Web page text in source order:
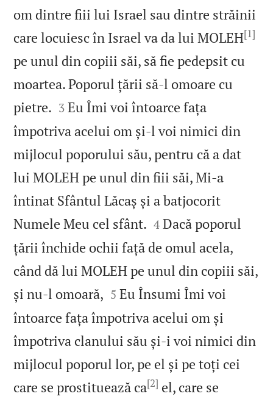
om dintre fiii lui Israel sau dintre străinii
care locuiesc în Israel va da lui MOLEH[1]
pe unul din copiii săi, să fie pedepsit cu
moartea. Poporul țării să‑l omoare cu
pietre. 

3 Eu Îmi voi întoarce fața
împotriva acelui om și‑l voi nimici din
mijlocul poporului său, pentru că a dat
lui MOLEH pe unul din fiii săi, Mi‑a
întinat Sfântul Lăcaș și a batjocorit
Numele Meu cel sfânt. 

4 Dacă poporul
țării închide ochii față de omul acela,
când dă lui MOLEH pe unul din copiii săi,
și nu‑l omoară, 

5 Eu Însumi Îmi voi
întoarce fața împotriva acelui om și
împotriva clanului său și‑i voi nimici din
mijlocul poporul lor, pe el și pe toți cei
care se prostituează ca[2] el, care se